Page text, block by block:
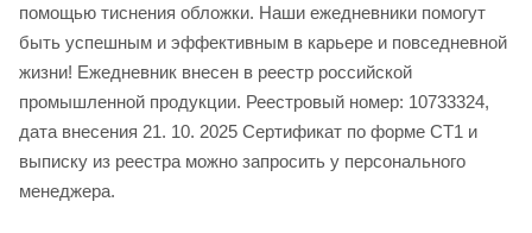
помощью тиснения обложки. Наши ежедневники помогут
быть успешным и эффективным в карьере и повседневной
жизни! Ежедневник внесен в реестр российской
промышленной продукции. Реестровый номер: 10733324,
дата внесения 21. 10. 2025 Сертификат по форме СТ1 и
выписку из реестра можно запросить у персонального
менеджера.